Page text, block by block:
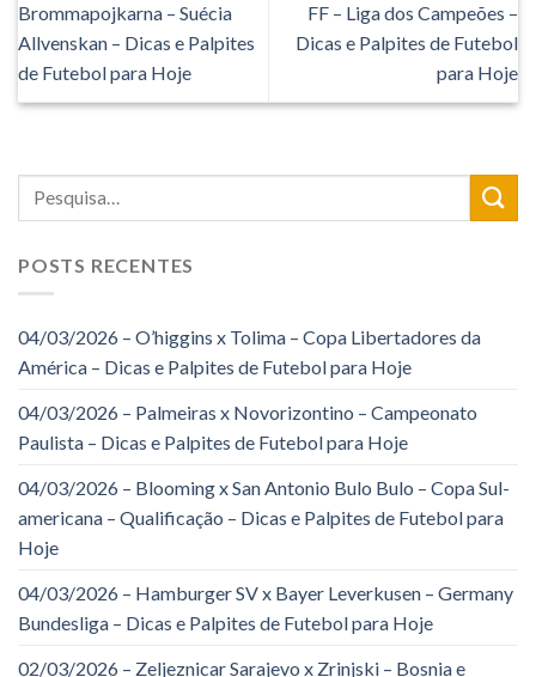
Brommapojkarna – Suécia
Allvenskan – Dicas e Palpites
de Futebol para Hoje
FF – Liga dos Campeões –
Dicas e Palpites de Futebol
para Hoje
POSTS RECENTES
04/03/2026 – O’higgins x Tolima – Copa Libertadores da
América – Dicas e Palpites de Futebol para Hoje
04/03/2026 – Palmeiras x Novorizontino – Campeonato
Paulista – Dicas e Palpites de Futebol para Hoje
04/03/2026 – Blooming x San Antonio Bulo Bulo – Copa Sul-
americana – Qualificação – Dicas e Palpites de Futebol para
Hoje
04/03/2026 – Hamburger SV x Bayer Leverkusen – Germany
Bundesliga – Dicas e Palpites de Futebol para Hoje
02/03/2026 – Zeljeznicar Sarajevo x Zrinjski – Bosnia e